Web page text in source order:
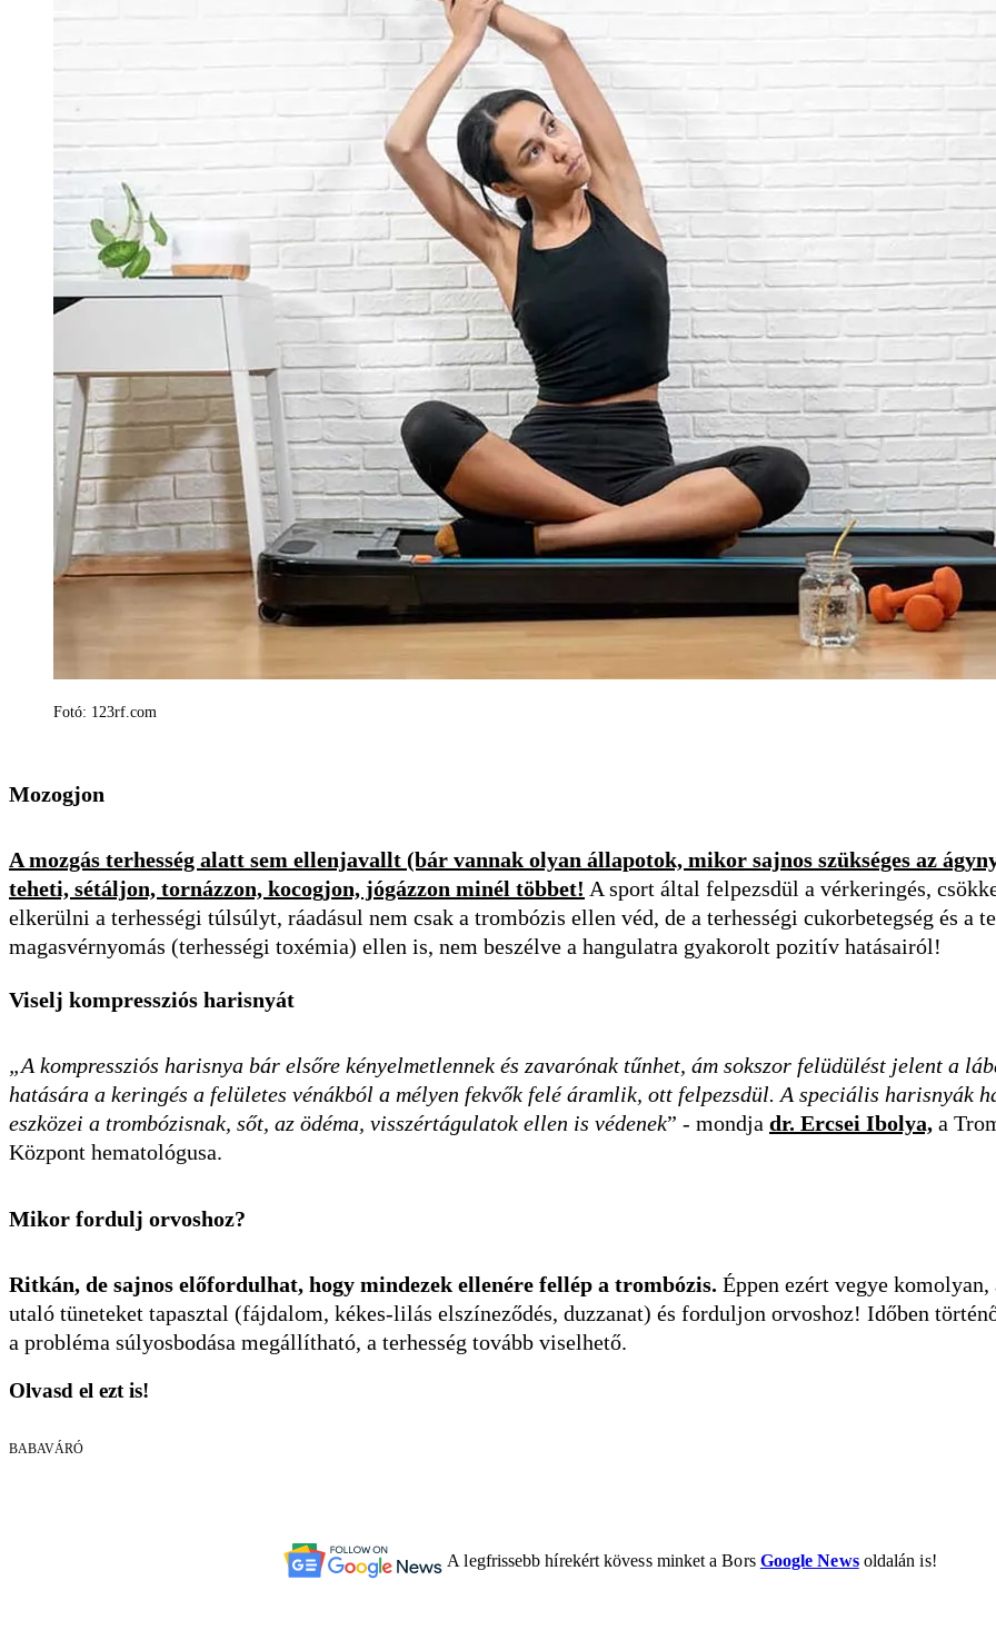
Fotó: 123rf.com
Mozogjon
A mozgás terhesség alatt sem ellenjavallt (bár vannak olyan állapotok, mikor sajnos szükséges az
teheti, sétáljon, tornázzon, kocogjon, jógázzon minél többet! A sport által felpezsdül a vérkeringés,
elkerülni a terhességi túlsúlyt, ráadásul nem csak a trombózis ellen véd, de a terhességi cukorbetegség és a
magasvérnyomás (terhességi toxémia) ellen is, nem beszélve a hangulatra gyakorolt pozitív hatásairól!
Viselj kompressziós harisnyát
„A kompressziós harisnya bár elsőre kényelmetlennek és zavarónak tűnhet, ám sokszor felüdülést jelent a
hatására a keringés a felületes vénákból a mélyen fekvők felé áramlik, ott felpezsdül. A speciális harisnyák
eszközei a trombózisnak, sőt, az ödéma, visszértágulatok ellen is védenek” - mondja dr. Ercsei Ibolya, a
Központ hematológusa.
Mikor fordulj orvoshoz?
Ritkán, de sajnos előfordulhat, hogy mindezek ellenére fellép a trombózis. Éppen ezért vegye
utaló tüneteket tapasztal (fájdalom, kékes-lilás elszíneződés, duzzanat) és forduljon orvoshoz! Időben
a probléma súlyosbodása megállítható, a terhesség tovább viselhető.
Olvasd el ezt is!
BABAVÁRÓ
A legfrissebb hírekért kövess minket a Bors Google Newsoldalán is!